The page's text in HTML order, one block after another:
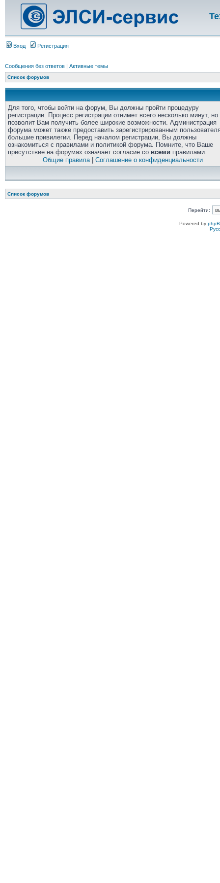
Вход Регистрация
Сообщения без ответов | Активные темы
Список форумов
Для того, чтобы войти на форум, Вы должны пройти процедуру
регистрации. Процесс регистрации отнимет всего несколько минут, но
позволит Вам получить более широкие возможности. Администрация
форума может также предоставить зарегистрированным
большие привилегии. Перед началом регистрации, Вы должны
ознакомиться с правилами и политикой форума. Помните, что Ваше
присутствие на форумах означает согласие со всеми правилами.
Общие правила| Соглашение о конфиденциальности
Список форумов
Перейти:
Powered by